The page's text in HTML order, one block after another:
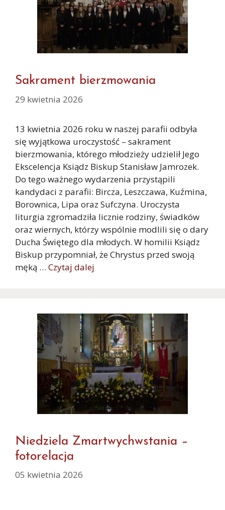
Sakrament bierzmowania
29 kwietnia 2026
13 kwietnia 2026 roku w naszej parafii odbyła
się wyjątkowa uroczystość – sakrament
bierzmowania, którego młodzieży udzielił Jego
Ekscelencja Ksiądz Biskup Stanisław Jamrozek.
Do tego ważnego wydarzenia przystąpili
kandydaci z parafii: Bircza, Leszczawa, Kuźmina,
Borownica, Lipa oraz Sufczyna. Uroczysta
liturgia zgromadziła licznie rodziny, świadków
oraz wiernych, którzy wspólnie modlili się o dary
Ducha Świętego dla młodych. W homilii Ksiądz
Biskup przypomniał, że Chrystus przed swoją
męką … Czytaj dalej
Niedziela Zmartwychwstania –
fotorelacja
05 kwietnia 2026